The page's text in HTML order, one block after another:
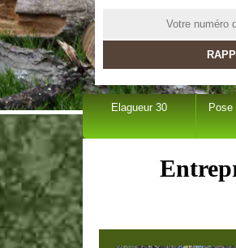
Elagueur 30 Pose